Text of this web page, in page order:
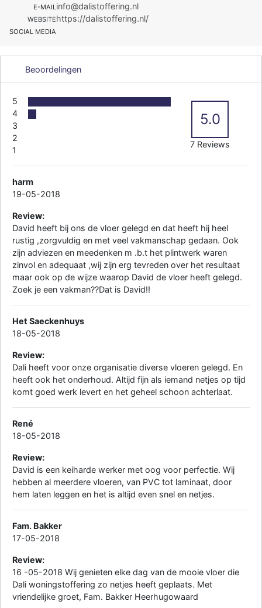
E-MAILinfo@dalistoffering.nl
WEBSITEhttps://dalistoffering.nl/
SOCIAL MEDIA
Beoordelingen
5
4
3
2
1
5.0
7 Reviews
harm
19-05-2018
Review:
David heeft bij ons de vloer gelegd en dat heeft hij heel
rustig ,zorgvuldig en met veel vakmanschap gedaan. Ook
zijn adviezen en meedenken m .b.t het plintwerk waren
zinvol en adequaat ,wij zijn erg tevreden over het resultaat
maar ook op de wijze waarop David de vloer heeft gelegd.
Zoek je een vakman??Dat is David!!
Het Saeckenhuys
18-05-2018
Review:
Dali heeft voor onze organisatie diverse vloeren gelegd. En
heeft ook het onderhoud. Altijd fijn als iemand netjes op tijd
komt goed werk levert en het geheel schoon achterlaat.
René
18-05-2018
Review:
David is een keiharde werker met oog voor perfectie. Wij
hebben al meerdere vloeren, van PVC tot laminaat, door
hem laten leggen en het is altijd even snel en netjes.
Fam. Bakker
17-05-2018
Review:
16 -05-2018 Wij genieten elke dag van de mooie vloer die
Dali woningstoffering zo netjes heeft geplaats. Met
vriendelijke groet, Fam. Bakker Heerhugowaard